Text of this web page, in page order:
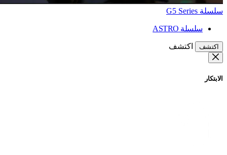
سلسلة G5 Series
سلسلة ASTRO
اكتشف اكتشف
الابتكار